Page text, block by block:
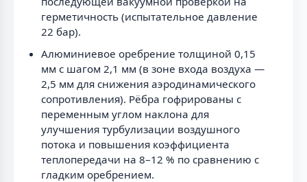
герметичность (испытательное давление
22 бар).
Алюминиевое оребрение толщиной 0,15
мм с шагом 2,1 мм (в зоне входа воздуха —
2,5 мм для снижения аэродинамического
сопротивления). Рёбра гофрированы с
переменным углом наклона для
улучшения турбулизации воздушного
потока и повышения коэффициента
теплопередачи на 8–12 % по сравнению с
гладким оребрением.